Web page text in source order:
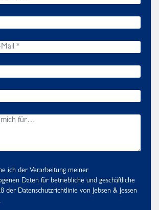
ich der Verarbeitung meiner
Daten für betriebliche und geschäftliche
der Datenschutzrichtlinie von Jebsen & Jessen